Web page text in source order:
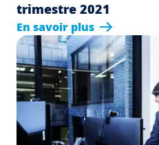
trimestre 2021
En savoir plus